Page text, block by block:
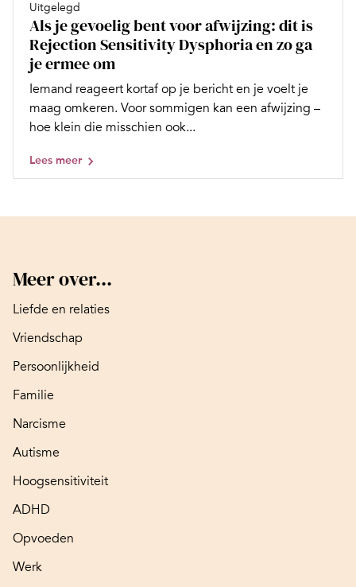
Uitgelegd
Als je gevoelig bent voor afwijzing: dit is
Rejection Sensitivity Dysphoria en zo ga
je ermee om
Iemand reageert kortaf op je bericht en je voelt je
maag omkeren. Voor sommigen kan een afwijzing –
hoe klein die misschien ook...
Lees meer
Meer over...
Liefde en relaties
Vriendschap
Persoonlijkheid
Familie
Narcisme
Autisme
Hoogsensitiviteit
ADHD
Opvoeden
Werk